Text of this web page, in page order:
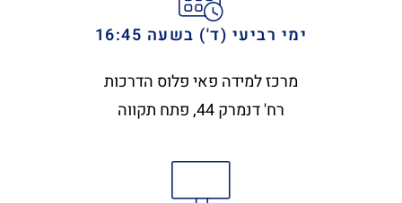
ימי רביעי (ד') בשעה 16:45
מרכז למידה פאי פלוס הדרכות
רח' דנמרק 44, פתח תקווה